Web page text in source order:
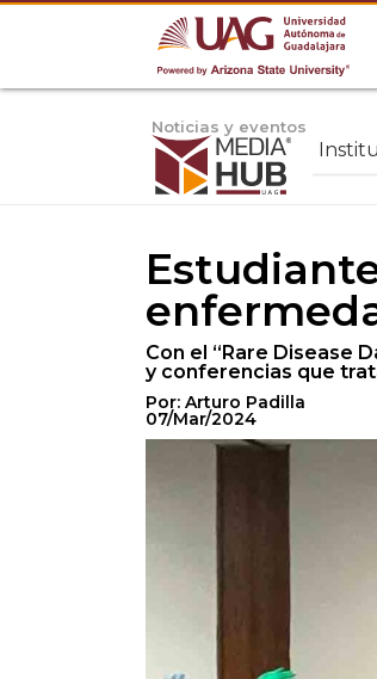
Noticias y eventos
Con el “Rare Disease
y conferencias que
Por: Arturo Padilla
07/Mar/2024